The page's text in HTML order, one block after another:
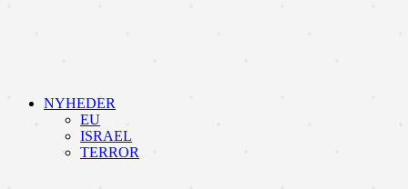
NYHEDER
EU
ISRAEL
TERROR